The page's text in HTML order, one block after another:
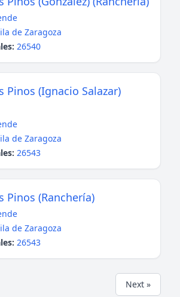
de Zaragoza
26540
Pinos (Ignacio Salazar)
de Zaragoza
26543
Pinos (Ranchería)
de Zaragoza
26543
Next »